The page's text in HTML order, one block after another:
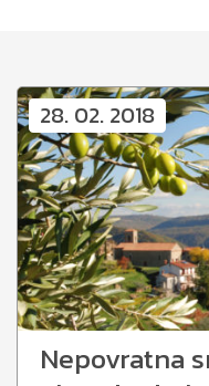
28. 02. 2018
Nepovratna